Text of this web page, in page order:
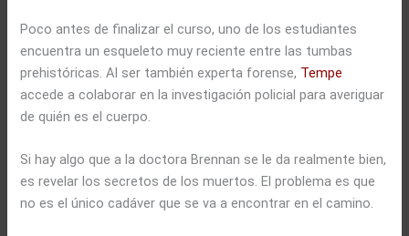
Poco antes de finalizar el curso, uno de los estudiantes
encuentra un esqueleto muy reciente entre las tumbas
prehistóricas. Al ser también experta forense, Tempe
accede a colaborar en la investigación policial para averiguar
de quién es el cuerpo.
Si hay algo que a la doctora Brennan se le da realmente bien,
es revelar los secretos de los muertos. El problema es que
no es el único cadáver que se va a encontrar en el camino.